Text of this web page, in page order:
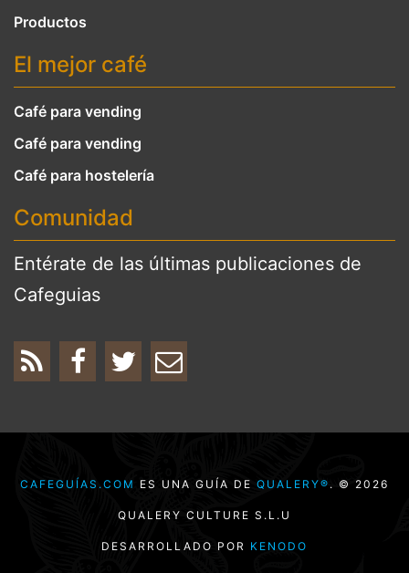
Productos
El mejor café
Café para vending
Café para vending
Café para hostelería
Comunidad
Entérate de las últimas publicaciones de
Cafeguias
CAFEGUÍAS.COM ES UNA GUÍA DE QUALERY® . © 2026
QUALERY CULTURE S.L.U
DESARROLLADO POR KENODO